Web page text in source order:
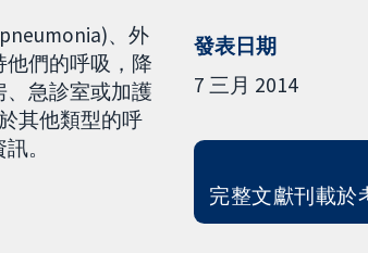
、外
他們的呼吸，降
、急診室或加護
其他類型的呼
。
發表日期
7 三月 2014
完整文獻刊載於